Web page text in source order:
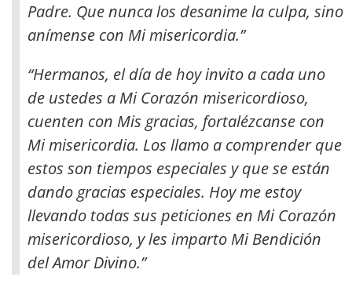
Padre. Que nunca los desanime la culpa, sino
anímense con Mi misericordia.”
“Hermanos, el día de hoy invito a cada uno
de ustedes a Mi Corazón misericordioso,
cuenten con Mis gracias, fortalézcanse con
Mi misericordia. Los llamo a comprender que
estos son tiempos especiales y que se están
dando gracias especiales. Hoy me estoy
llevando todas sus peticiones en Mi Corazón
misericordioso, y les imparto Mi Bendición
del Amor Divino.”